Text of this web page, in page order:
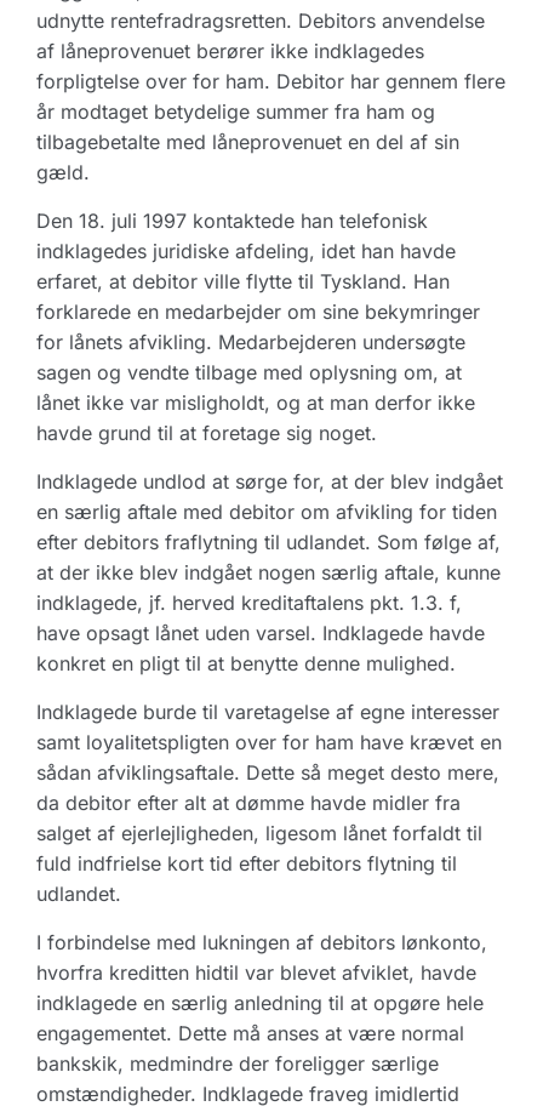
udnytte rentefradragsretten. Debitors anvendelse
af låneprovenuet berører ikke indklagedes
forpligtelse over for ham. Debitor har gennem flere
år modtaget betydelige summer fra ham og
tilbagebetalte med låneprovenuet en del af sin
gæld.
Den 18. juli 1997 kontaktede han telefonisk
indklagedes juridiske afdeling, idet han havde
erfaret, at debitor ville flytte til Tyskland. Han
forklarede en medarbejder om sine bekymringer
for lånets afvikling. Medarbejderen undersøgte
sagen og vendte tilbage med oplysning om, at
lånet ikke var misligholdt, og at man derfor ikke
havde grund til at foretage sig noget.
Indklagede undlod at sørge for, at der blev indgået
en særlig aftale med debitor om afvikling for tiden
efter debitors fraflytning til udlandet. Som følge af,
at der ikke blev indgået nogen særlig aftale, kunne
indklagede, jf. herved kreditaftalens pkt. 1.3. f,
have opsagt lånet uden varsel. Indklagede havde
konkret en pligt til at benytte denne mulighed.
Indklagede burde til varetagelse af egne interesser
samt loyalitetspligten over for ham have krævet en
sådan afviklingsaftale. Dette så meget desto mere,
da debitor efter alt at dømme havde midler fra
salget af ejerlejligheden, ligesom lånet forfaldt til
fuld indfrielse kort tid efter debitors flytning til
udlandet.
I forbindelse med lukningen af debitors lønkonto,
hvorfra kreditten hidtil var blevet afviklet, havde
indklagede en særlig anledning til at opgøre hele
engagementet. Dette må anses at være normal
bankskik, medmindre der foreligger særlige
omstændigheder. Indklagede fraveg imidlertid